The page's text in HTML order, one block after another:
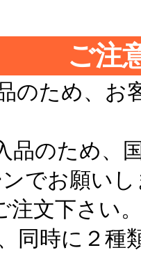
ご注
のため、お
品のため、
でお願い
文下さい
同時に２種